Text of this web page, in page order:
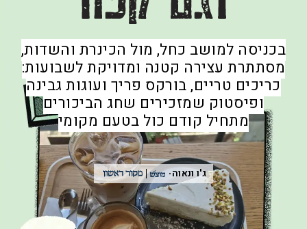
בכניסה למושב כחל, מול הכינרת והשדות,
מסתתרת עצירה קטנה ומדויקת לשבועות:
כריכים טריים, בורקס פריך ועוגות גבינה
ופיסטוק שמזכירים שחג הביכורים
מתחיל קודם כול בטעם מקומי
ג'ו ונאוה